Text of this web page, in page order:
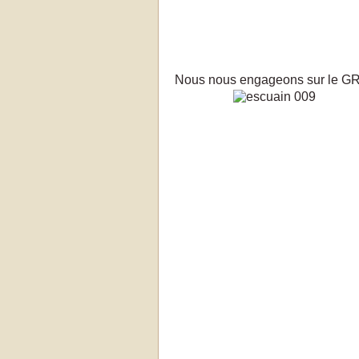
Nous nous engageons sur le